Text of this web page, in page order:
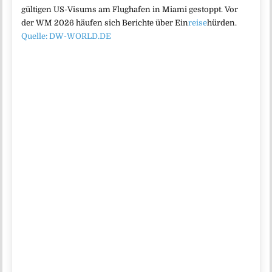
gültigen US-Visums am Flughafen in Miami gestoppt. Vor
der WM 2026 häufen sich Berichte über Einreisehürden.
Quelle: DW-WORLD.DE